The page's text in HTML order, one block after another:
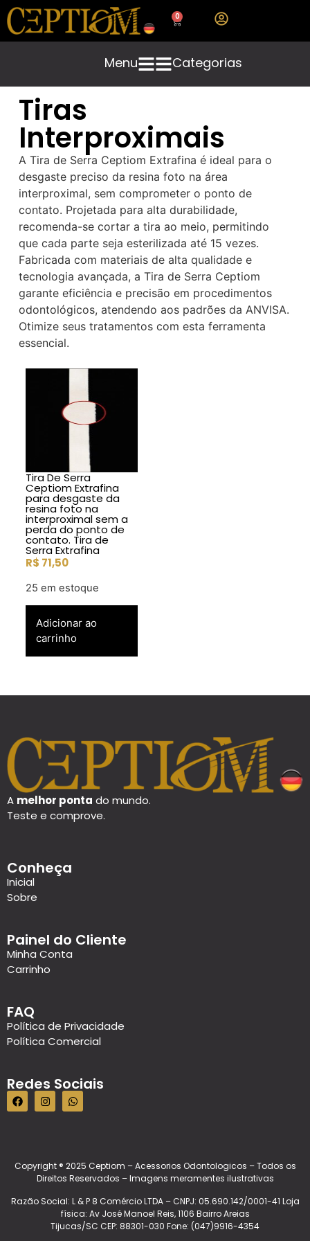
0
Menu Categorias
Tiras
Interproximais
A Tira de Serra Ceptiom Extrafina é ideal para o
desgaste preciso da resina foto na área
interproximal, sem comprometer o ponto de
contato. Projetada para alta durabilidade,
recomenda-se cortar a tira ao meio, permitindo
que cada parte seja esterilizada até 15 vezes.
Fabricada com materiais de alta qualidade e
tecnologia avançada, a Tira de Serra Ceptiom
garante eficiência e precisão em procedimentos
odontológicos, atendendo aos padrões da ANVISA.
Otimize seus tratamentos com esta ferramenta
essencial.
Tira De Serra
Ceptiom Extrafina
para desgaste da
resina foto na
interproximal sem a
perda do ponto de
contato. Tira de
Serra Extrafina
R$ 71,50
25 em estoque
Adicionar ao
carrinho
A melhor ponta do mundo.
Teste e comprove.
Conheça
Inicial
Sobre
Painel do Cliente
Minha Conta
Carrinho
FAQ
Política de Privacidade
Política Comercial
Redes Sociais
Copyright ® 2025 Ceptiom – Acessorios Odontologicos – Todos os
Direitos Reservados – Imagens meramentes ilustrativas
Razão Social: L & P 8 Comércio LTDA – CNPJ: 05.690.142/0001-41 Loja
física: Av José Manoel Reis, 1106 Bairro Areias
Tijucas/SC CEP: 88301-030 Fone: (047)9916-4354